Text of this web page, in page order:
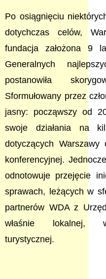
Po osiągnięciu
dotychczas celów,
fundacja założona 9
Generalnych
postanowiła
Sformułowany przez
jasny: począwszy od
swoje działania na
dotyczących
konferencyjnej.
odnotowuje przejęcie
sprawach, leżących w
partnerów WDA z
właśnie lokalnej,
turystycznej.